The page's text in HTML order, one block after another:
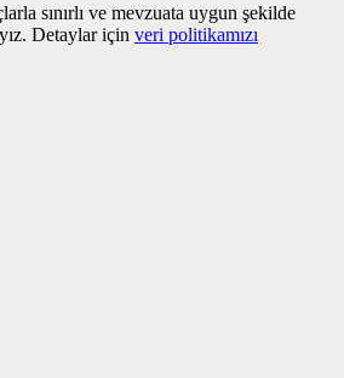
sınırlı ve mevzuata uygun şekilde
Detaylar için veri politikamızı